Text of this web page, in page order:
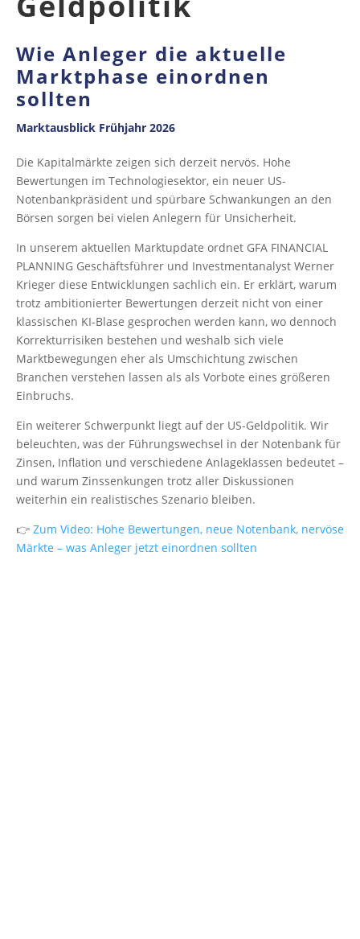
Wie Anleger die aktuelle
Marktphase einordnen
sollten
Marktausblick Frühjahr 2026
Die Kapitalmärkte zeigen sich derzeit nervös. Hohe
Bewertungen im Technologiesektor, ein neuer US-
Notenbankpräsident und spürbare Schwankungen an den
Börsen sorgen bei vielen Anlegern für Unsicherheit.
In unserem aktuellen Marktupdate ordnet GFA FINANCIAL
PLANNING Geschäftsführer und Investmentanalyst Werner
Krieger diese Entwicklungen sachlich ein. Er erklärt, warum
trotz ambitionierter Bewertungen derzeit nicht von einer
klassischen KI-Blase gesprochen werden kann, wo dennoch
Korrekturrisiken bestehen und weshalb sich viele
Marktbewegungen eher als Umschichtung zwischen
Branchen verstehen lassen als als Vorbote eines größeren
Einbruchs.
Ein weiterer Schwerpunkt liegt auf der US-Geldpolitik. Wir
beleuchten, was der Führungswechsel in der Notenbank für
Zinsen, Inflation und verschiedene Anlageklassen bedeutet –
und warum Zinssenkungen trotz aller Diskussionen
weiterhin ein realistisches Szenario bleiben.
👉 Zum Video: Hohe Bewertungen, neue Notenbank, nervöse
Märkte – was Anleger jetzt einordnen sollten